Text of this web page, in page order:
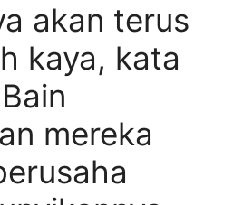
akan terus
kaya, kata
mereka